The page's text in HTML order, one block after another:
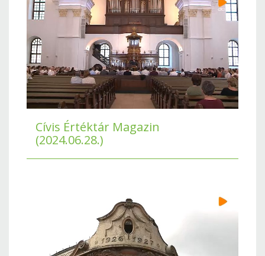
Cívis Értéktár Magazin
(2024.06.28.)